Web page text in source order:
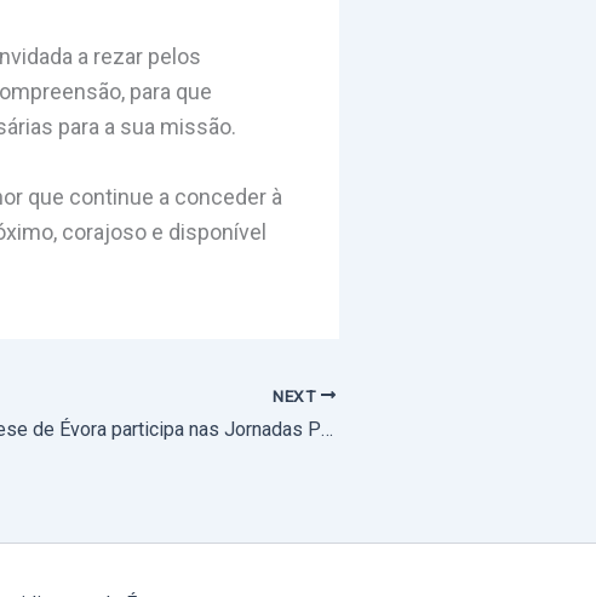
a rezar pelos
para que
para a sua missão.
que continue a conceder à
corajoso e disponível
NEXT
Arquidiocese de Évora participa nas Jornadas Pastorais do Episcopado dedicadas à Inteligência Artificial